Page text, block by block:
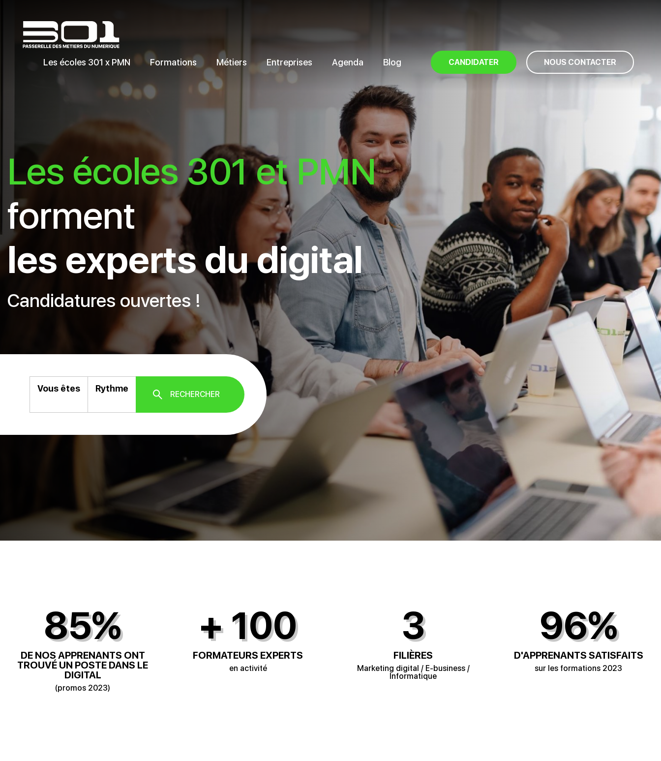
Les écoles 301 x PMN Formations Métiers Entreprises Agenda Blog CANDIDATER NOUS CONTACTER
Les écoles 301 et PMN
forment
les experts du digital
Candidatures ouvertes !
Vous êtes Rythme
RECHERCHER
85%
DE NOS APPRENANTS ONT
TROUVÉ UN POSTE DANS LE
DIGITAL
(promos 2023)
+ 100
FORMATEURS EXPERTS
en activité
3
FILIÈRES
Marketing digital / E-business /
Informatique
96%
D'APPRENANTS SATISFAITS
sur les formations 2023